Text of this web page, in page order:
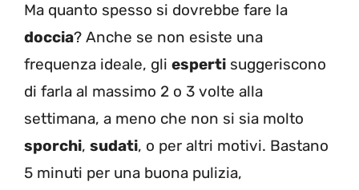
Ma quanto spesso si dovrebbe fare la
doccia? Anche se non esiste una
frequenza ideale, gli esperti suggeriscono
di farla al massimo 2 o 3 volte alla
settimana, a meno che non si sia molto
sporchi, sudati, o per altri motivi. Bastano
5 minuti per una buona pulizia,